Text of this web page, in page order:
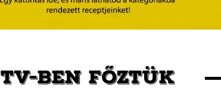
TV-BEN FŐZTÜK